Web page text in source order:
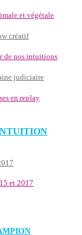
et végétale
créatif
de nos intuitions
judiciaire
en replay
et 2017